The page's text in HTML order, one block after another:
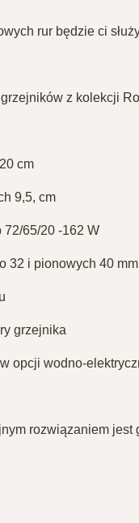
rur będzie ci
z kolekcji
cm
9,5, cm
72/65/20 -162 W⁣
32 i pionowych 40 mm
grzejnika
opcji wodno-
rozwiązaniem jest